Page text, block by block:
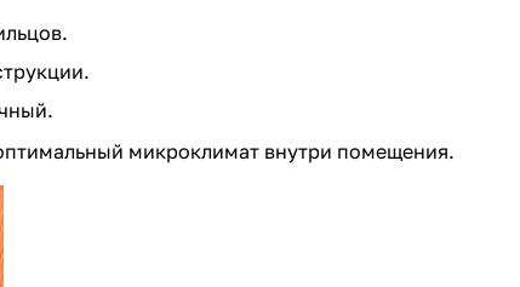
микроклимат внутри помещения.